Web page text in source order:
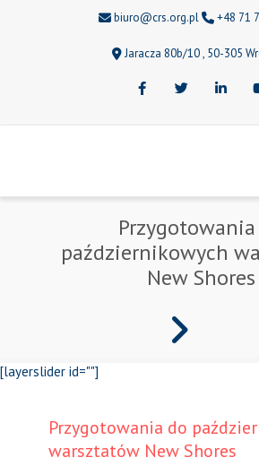
biuro@crs.org.pl +48 71
Jaracza 80b/10 , 50-305
FacebookTwitter LinkedIn
październikowych
New Shores
[layerslider id=""]
Przygotowania do
warsztatów New Shores